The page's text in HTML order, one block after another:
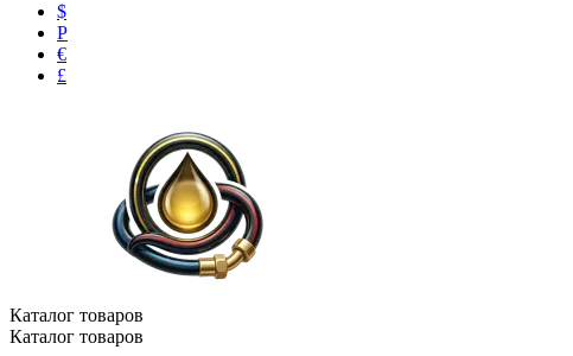
$
Р
€
£
Каталог товаров
Каталог товаров